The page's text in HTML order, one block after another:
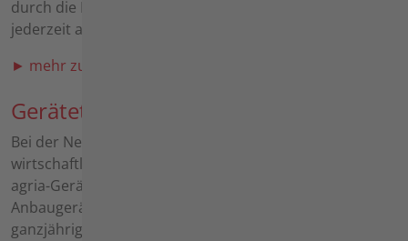
durch die Fernsteuerung arbeiten Sie sicher und
jederzeit außerhalb des Gefahrenbereichs.
► mehr zu den Ferngesteuerten Maschinen
Geräteträger
Bei der Neuanschaffung einer Maschine sollte der
wirtschaftliche Einsatz immer im Fokus stehen. An die
agria-Geräteträger können Sie eine große Auswahl an
Anbaugeräten montieren und stellen somit eine
ganzjährig hohe Auslastung der Grundmaschine sicher.